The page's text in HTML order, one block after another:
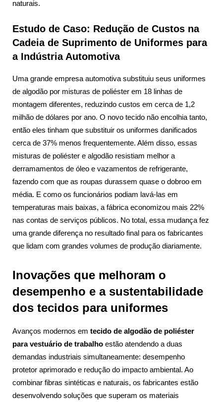
naturais.
Estudo de Caso: Redução de Custos na
Cadeia de Suprimento de Uniformes para
a Indústria Automotiva
Uma grande empresa automotiva substituiu seus uniformes
de algodão por misturas de poliéster em 18 linhas de
montagem diferentes, reduzindo custos em cerca de 1,2
milhão de dólares por ano. O novo tecido não encolhia tanto,
então eles tinham que substituir os uniformes danificados
cerca de 37% menos frequentemente. Além disso, essas
misturas de poliéster e algodão resistiam melhor a
derramamentos de óleo e vazamentos de refrigerante,
fazendo com que as roupas durassem quase o dobroo em
média. E como os funcionários podiam lavá-las em
temperaturas mais baixas, a fábrica economizou mais 22%
nas contas de serviços públicos. No total, essa mudança fez
uma grande diferença no resultado final para os fabricantes
que lidam com grandes volumes de produção diariamente.
Inovações que melhoram o
desempenho e a sustentabilidade
dos tecidos para uniformes
Avanços modernos em tecido de algodão de poliéster
para vestuário de trabalho estão atendendo a duas
demandas industriais simultaneamente: desempenho
protetor aprimorado e redução do impacto ambiental. Ao
combinar fibras sintéticas e naturais, os fabricantes estão
desenvolvendo soluções que superam os materiais